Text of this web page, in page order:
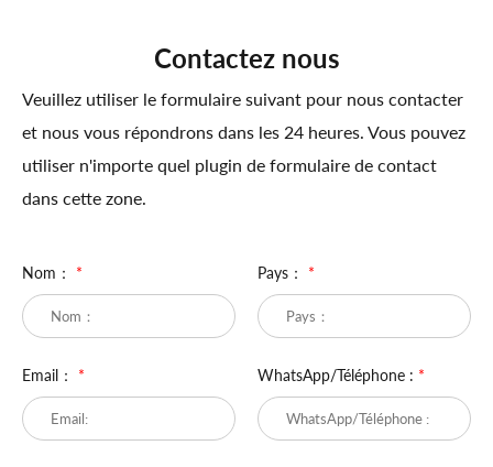
Contactez nous
Veuillez utiliser le formulaire suivant pour nous contacter
et nous vous répondrons dans les 24 heures. Vous pouvez
utiliser n'importe quel plugin de formulaire de contact
dans cette zone.
Nom： * Pays： *
Email： * WhatsApp/Téléphone : *